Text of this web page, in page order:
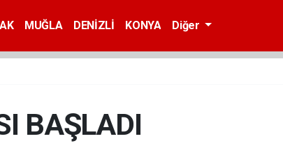
MUĞLA DENİZLİ KONYA Diğer
BAŞLADI